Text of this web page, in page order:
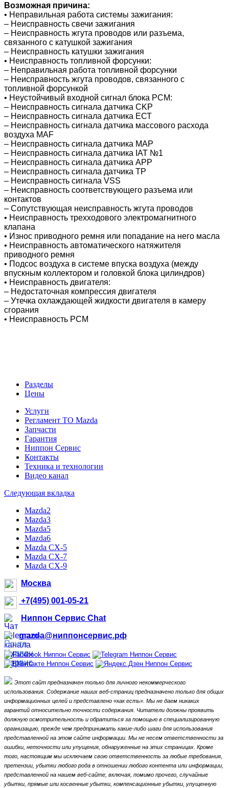
Возможная причина:
• Неправильная работа системы зажигания:
– Неисправность свечи зажигания
– Неисправность жгута проводов или разъема,
связанного с катушкой зажигания
– Неисправность катушки зажигания
• Неисправность топливной форсунки:
– Неправильная работа топливной форсунки
– Неисправность жгута проводов, связанного с
топливной форсункой
• Неустойчивый входной сигнал блока PCM:
– Неисправность сигнала датчика CKP
– Неисправность сигнала датчика ЕСТ
– Неисправность сигнала датчика массового расхода
воздуха MAF
– Неисправность сигнала датчика MAP
– Неисправность сигнала датчика IAT №1
– Неисправность сигнала датчика APP
– Неисправность сигнала датчика TP
– Неисправность сигнала VSS
– Неисправность соответствующего разъема или
контактов
– Сопутствующая неисправность жгута проводов
• Неисправность трехходового электромагнитного
клапана
• Износ приводного ремня или попадание на него масла
• Неисправность автоматического натяжителя
приводного ремня
• Подсос воздуха в системе впуска воздуха (между
впускным коллектором и головкой блока цилиндров)
• Неисправность двигателя:
– Недостаточная компрессия двигателя
– Утечка охлаждающей жидкости двигателя в камеру
сгорания
• Неисправность РСМ
Разделы
Цены
Услуги
Регламент ТО Mazda
Запчасти
Гарантия
Ниппон Сервис
Контакты
Техника и технологии
Видео канал
Следующая вкладка
Mazda2
Mazda3
Mazda5
Mazda6
Mazda CX-5
Mazda CX-7
Mazda CX-9
Москва
+7(495) 001-05-21
Ниппон Сервис Chat
mazda@ниппонсервис.рф
Этот сайт предназначен только для личного некоммерческого
использования. Содержание наших веб-страниц предназначено только для общих
информационных целей и представлено «как есть». Мы не даем никаких
гарантий относительно точности содержания. Читатели должны проявить
должную осмотрительность и обратиться за помощью в специализированную
организацию, прежде чем предпринимать какие-либо шаги для использования
представленной на этом сайте информации. Мы не несем ответственности за
ошибки, неточности или упущения, обнаруженные на этих страницах. Кроме
того, настоящим мы исключаем свою ответственность за любые требования,
претензии, убытки любого рода в отношении любого контента или информации,
представленной на нашем веб-сайте, включая, помимо прочего, случайные
убытки, прямые или косвенные убытки, компенсационные убытки, упущенную